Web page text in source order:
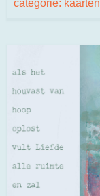
categorie: kaarten